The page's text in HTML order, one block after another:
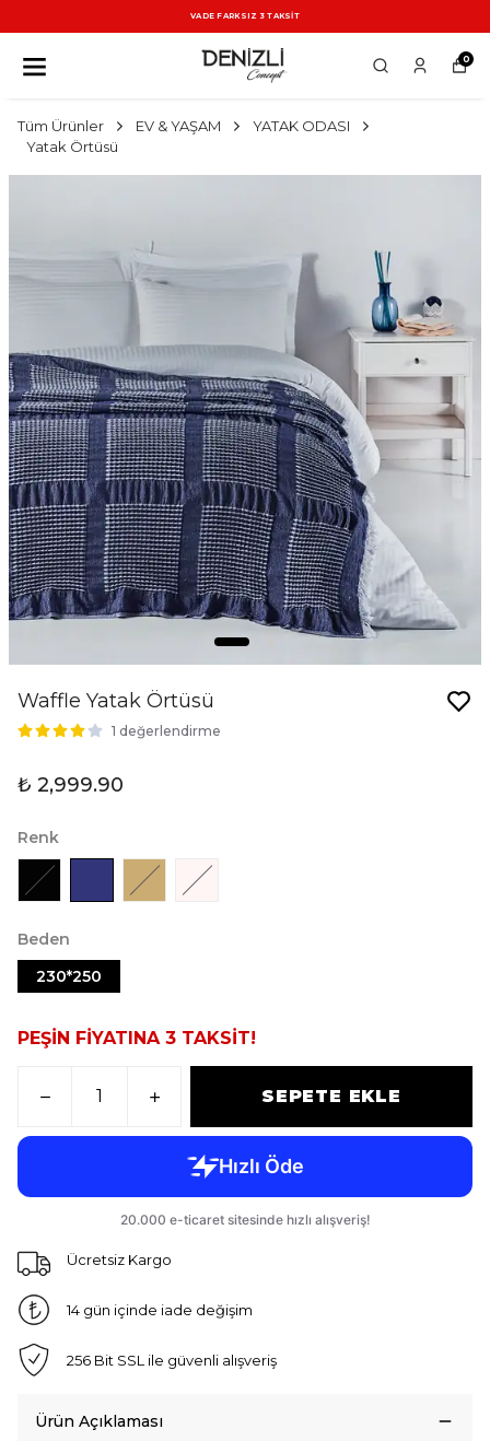
VADE FARKSIZ 3 TAKSİT
0
Tüm Ürünler EV & YAŞAM
YATAK ODASI
Yatak Örtüsü
Waffle Yatak Örtüsü
1 değerlendirme
₺ 2,999.90
Renk
Beden
230*250
PEŞİN FİYATINA 3 TAKSİT!
SEPETE EKLE
Ücretsiz Kargo
14 gün içinde iade değişim
256 Bit SSL ile güvenli alışveriş
Ürün Açıklaması